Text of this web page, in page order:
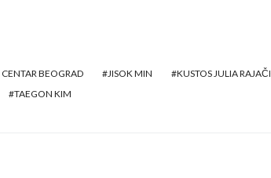
BEOGRAD JISOK MIN
KUSTOS JULIA
TAEGON KIM